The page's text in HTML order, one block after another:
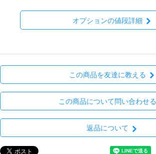
オプションの値段詳細
この商品を友達に教える
この商品について問い合わせる
返品について